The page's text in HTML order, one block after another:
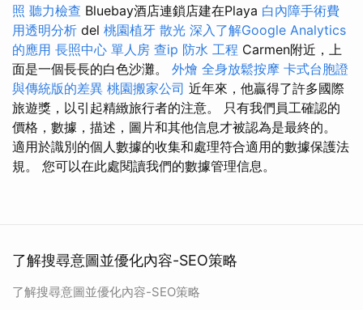
照 聽力檢查 Bluebay酒店連鎖店建在Playa 白內障手術費
用透明分析 del 桃園植牙 散光 深入了解Google Analytics
的應用 長照中心 單人房 查ip 防水 工程 Carmen附近，上
面是一個長長的白色沙灘。 外燴 全身放鬆按摩 卡式台胞證
與傳統版的差異 桃園搬家公司 近年來，他贏得了許多國際
旅遊獎，以引起精緻旅行者的注意。 只有我們員工確認的
價格，數據，描述，圖片和其他信息才被認為是最終的。
適用於識別的個人數據的收集和處理符合適用的數據保護法
規。 您可以在此處閱讀我們的數據管理信息。
了解搜尋意圖並優化內容-SEO策略
了解搜尋意圖並優化內容-SEO策略